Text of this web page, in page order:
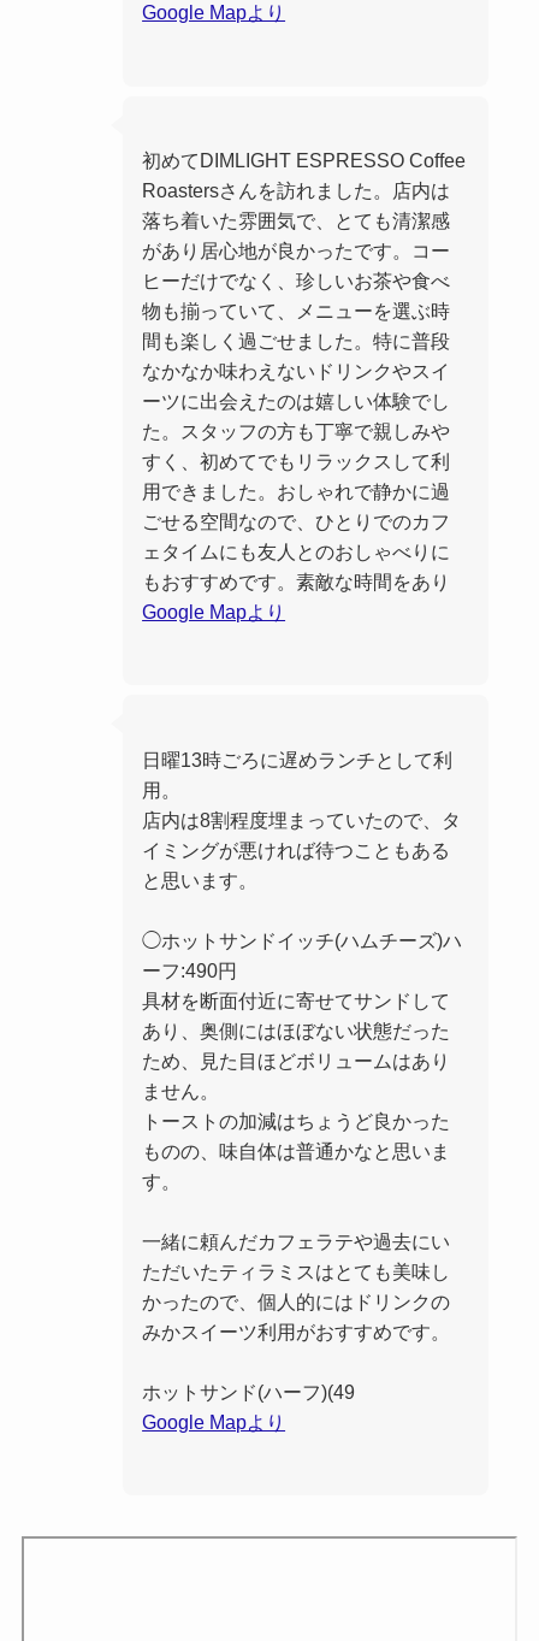
Google Mapより
初めてDIMLIGHT ESPRESSO Coffee
Roastersさんを訪れました。店内は
落ち着いた雰囲気で、とても清潔感
があり居心地が良かったです。コー
ヒーだけでなく、珍しいお茶や食べ
物も揃っていて、メニューを選ぶ時
間も楽しく過ごせました。特に普段
なかなか味わえないドリンクやスイ
ーツに出会えたのは嬉しい体験でし
た。スタッフの方も丁寧で親しみや
すく、初めてでもリラックスして利
用できました。おしゃれで静かに過
ごせる空間なので、ひとりでのカフ
ェタイムにも友人とのおしゃべりに
もおすすめです。素敵な時間をあり
Google Mapより
日曜13時ごろに遅めランチとして利
用。
店内は8割程度埋まっていたので、タ
イミングが悪ければ待つこともある
と思います。
◯ホットサンドイッチ(ハムチーズ)ハ
ーフ:490円
具材を断面付近に寄せてサンドして
あり、奥側にはほぼない状態だった
ため、見た目ほどボリュームはあり
ません。
トーストの加減はちょうど良かった
ものの、味自体は普通かなと思いま
す。
一緒に頼んだカフェラテや過去にい
ただいたティラミスはとても美味し
かったので、個人的にはドリンクの
みかスイーツ利用がおすすめです。
ホットサンド(ハーフ)(49
Google Mapより